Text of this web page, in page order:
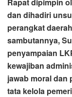
dan dihadiri
perangkat
sambutannya,
penyampaian
kewajiban
jawab moral dan
tata kelola